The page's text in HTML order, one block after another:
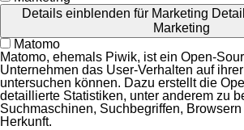
Details einblenden für Marketing
Marketing
Matomo
Matomo, ehemals Piwik, ist ein Open-
Unternehmen das User-Verhalten auf
untersuchen können. Dazu erstellt die
detaillierte Statistiken, unter anderem zu
Suchmaschinen, Suchbegriffen,
Herkunft.